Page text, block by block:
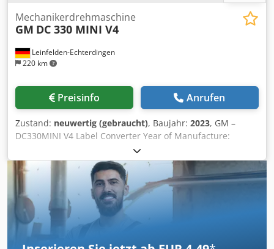
Leinfelden-Echterdingen
220 km
Mechanikerdrehmaschine
GM DC 330 MINI V4
Preisinfo Anrufen
Zustand: neuwertig (gebraucht), Baujahr: 2023, GM –
DC330MINI V4 Label Converter Year of Manufacture:
12/2022 Chsdpfx Asv Aa Twjfhja _____ Machine
Specifications and Equipment:  Max Webwidth: 330mm 
Speed up to 65 m/min, semi rotary; 72 m/min full rotary 
Unwinding max. 700 mm  Rewinding max. 450mm 
Touch Screen  Flexo Unit  Corona  Webedge Control 
Semi-Rotativ Die-Cutting  Automatic Registercheck  GEW
– UV  Lamination  GM SmartCrush _____